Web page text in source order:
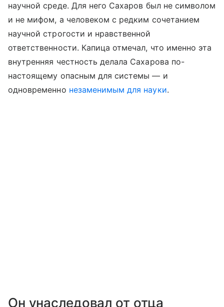
научной среде. Для него Сахаров был не символом
и не мифом, а человеком с редким сочетанием
научной строгости и нравственной
ответственности. Капица отмечал, что именно эта
внутренняя честность делала Сахарова по-
настоящему опасным для системы — и
одновременно незаменимым для науки.
Он унаследовал от отца